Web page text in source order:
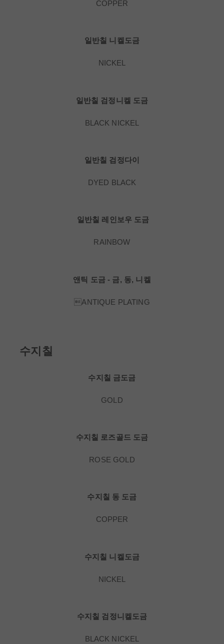
COPPER
일반칠 니켈도금
NICKEL
일반칠 검정니켈 도금
BLACK NICKEL
일반칠 검정다이
DYED BLACK
일반칠 레인보우 도금
RAINBOW
앤틱 도금 - 금, 동, 니켈
ANTIQUE PLATING
수지칠
수지칠 금도금
GOLD
수지칠 로즈골드 도금
ROSE GOLD
수지칠 동 도금
COPPER
수지칠 니켈도금
NICKEL
수지칠 검정니켈도금
BLACK NICKEL